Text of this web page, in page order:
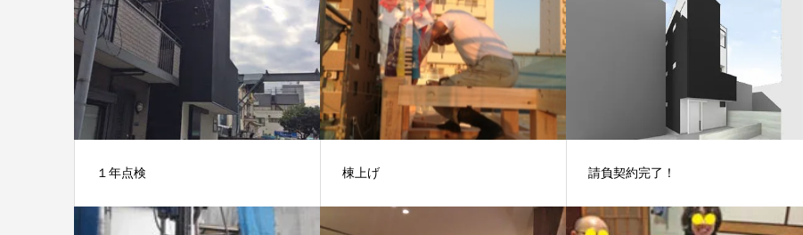
１年点検 棟上げ 請負契約完了！